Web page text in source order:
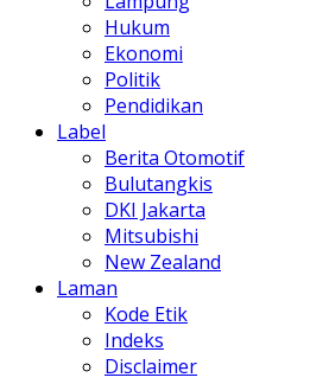
Hukum
Ekonomi
Politik
Pendidikan
Label
Berita Otomotif
Bulutangkis
DKI Jakarta
Mitsubishi
New Zealand
Laman
Kode Etik
Indeks
Disclaimer